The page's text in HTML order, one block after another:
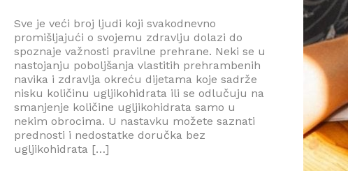
Sve je veći broj ljudi koji svakodnevno
promišljajući o svojemu zdravlju dolazi do
spoznaje važnosti pravilne prehrane. Neki se u
nastojanju poboljšanja vlastitih prehrambenih
navika i zdravlja okreću dijetama koje sadrže
nisku količinu ugljikohidrata ili se odlučuju na
smanjenje količine ugljikohidrata samo u
nekim obrocima. U nastavku možete saznati
prednosti i nedostatke doručka bez
ugljikohidrata […]